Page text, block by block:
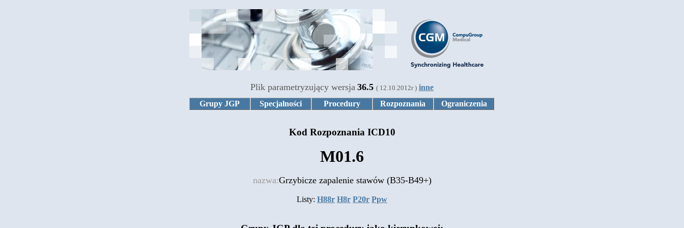
Plik parametryzujący wersja 36.5 ( 12.10.2012r ) inne
Grupy JGP
Specjalności Procedury Rozpoznania Ograniczenia
Kod Rozpoznania ICD10
M01.6
nazwa:Grzybicze zapalenie stawów (B35-B49+)
Listy: H88r H8r P20r Ppw